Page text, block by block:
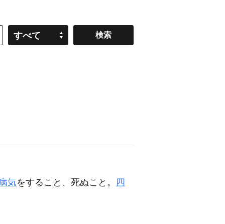
すべて
気をすること、死ぬこと。
四